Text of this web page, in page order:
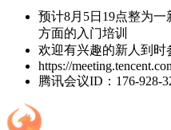
预计8月5日19点整为
方面的入门培训
欢迎有兴趣的新人到时
https://
腾讯会议ID：176-928-